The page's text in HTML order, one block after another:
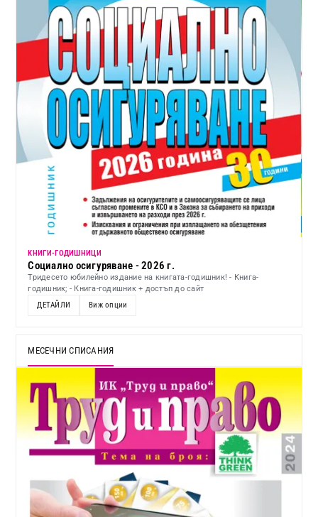
KНИГИ-ГОДИШНИЦИ
Социално осигуряване - 2026 г.
Тридесето юбилейно издание на книгата-годишник! - Книга-
годишник; - Книга-годишник + достъп до сайт
ДЕТАЙЛИ
Виж опции
МЕСЕЧНИ СПИСАНИЯ